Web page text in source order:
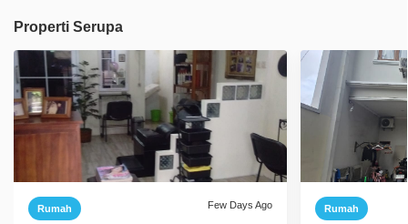
Properti Serupa
Rumah Few Days Ago Rumah